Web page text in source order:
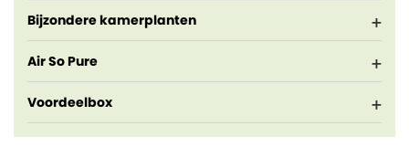
Bijzondere kamerplanten
Air So Pure
Voordeelbox